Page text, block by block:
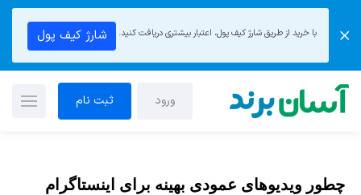
با خرید از طریق شارژ کیف پول، اعتبار بیشتری دریافت کنید. شارژ کیف پول
ورود ثبت نام
چطور ویدیوهای عمودی بهینه برای اینستاگرام